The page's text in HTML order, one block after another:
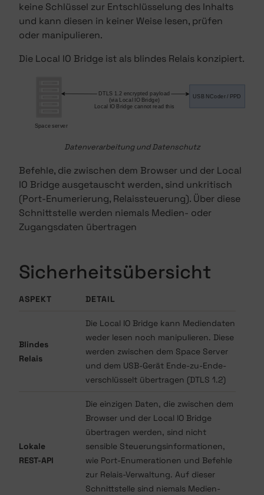
keine Schlüssel zur Entschlüsselung des Inhalts
und kann diesen in keiner Weise lesen, prüfen
oder manipulieren.
Die Local IO Bridge ist als blindes Relais konzipiert.
Datenverarbeitung und Datenschutz
Befehle, die zwischen dem Browser und der Local
IO Bridge ausgetauscht werden, sind unkritisch
(Port-Enumerierung, Relaissteuerung). Über diese
Schnittstelle werden niemals Medien- oder
Zugangsdaten übertragen
Sicherheitsübersicht
ASPEKT DETAIL
Blindes
Relais
Die Local IO Bridge kann Mediendaten
weder lesen noch manipulieren. Diese
werden zwischen dem Space Server
und dem USB-Gerät Ende-zu-Ende-
verschlüsselt übertragen (DTLS 1.2)
Lokale
REST-API
Die einzigen Daten, die zwischen dem
Browser und der Local IO Bridge
übertragen werden, sind nicht
sensible Steuerungsinformationen,
wie Port-Enumerationen und Befehle
zur Relais-Verwaltung. Auf dieser
Schnittstelle sind niemals Medien-